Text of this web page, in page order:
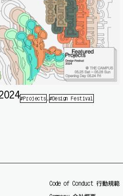
Projects Design Festival
Code of Conduct 行動規範